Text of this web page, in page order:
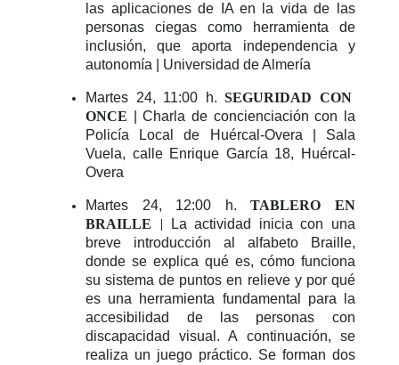
las aplicaciones de IA en la vida de las
personas ciegas como herramienta de
inclusión, que aporta independencia y
autonomía | Universidad de Almería
Martes 24, 11:00 h.SEGURIDAD CON
ONCE
| Charla de concienciación con la
Policía Local de Huércal-Overa | Sala
Vuela, calle Enrique García 18, Huércal-
Overa
Martes 24, 12:00 h.TABLERO EN
BRAILLE
La actividad inicia con una
breve introducción al alfabeto Braille,
donde se explica qué es, cómo funciona
su sistema de puntos en relieve y por qué
es una herramienta fundamental para la
accesibilidad de las personas con
discapacidad visual. A continuación, se
realiza un juego práctico. Se forman dos